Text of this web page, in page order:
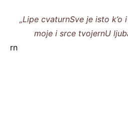
„Lipe cvaturnSve je isto k’o
moje i srce tvojernU
rn